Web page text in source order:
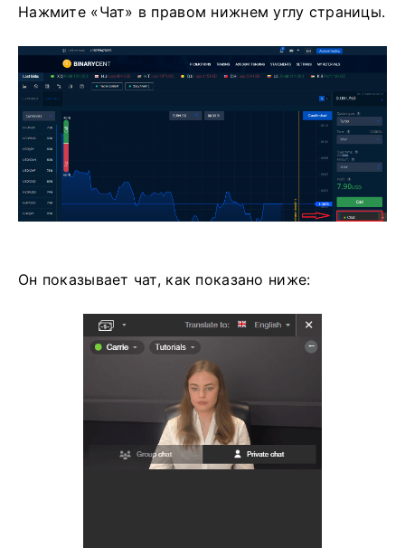
Нажмите «Чат» в правом нижнем углу страницы.
Он показывает чат, как показано ниже: